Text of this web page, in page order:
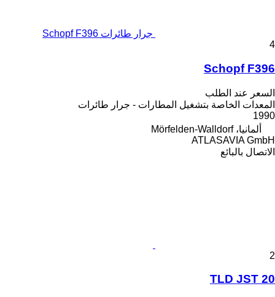
جرار طائرات Schopf F396
4
Schopf F396
السعر عند الطلب
المعدات الخاصة بتشغيل المطارات - جرار طائرات
1990
ألمانيا، Mörfelden-Walldorf
ATLASAVIA GmbH
الاتصال بالبائع
2
TLD JST 20